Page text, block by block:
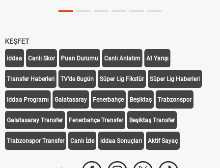
KEŞFET
iddaa Canlı Skor Puan Durumu Canlı Anlatım At Yarışı
Transfer Haberleri TV'de Bugün Süper Lig Fikstür Süper Lig Haberleri
iddaa Programı Galatasaray Fenerbahçe Beşiktaş Trabzonspor
Galatasaray Transfer Fenerbahçe Transfer Beşiktaş Transfer
Trabzonspor Transfer Canlı İzle iddaa Sonuçları Aktif Sayaç